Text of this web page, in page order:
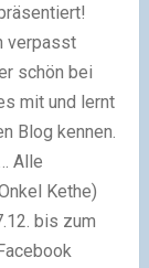
verpasst
schön bei
mit und lernt
Blog kennen.
Alle
Kethe)
bis zum